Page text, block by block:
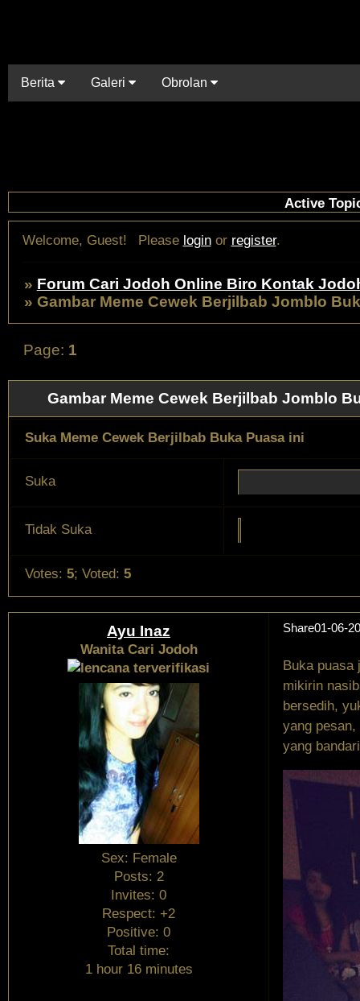
Berita Galeri Obrolan
Active
Welcome, Guest! Please loginor register.
» Forum Cari Jodoh Online Biro Kontak
» Gambar Meme Cewek Berjilbab Jomblo
Gambar Meme Cewek Berjilbab Jomblo
Page: 1
Suka Meme Cewek Berjilbab Buka Puasa ini
Suka
Tidak Suka
Votes: 5; Voted: 5
Share01-06-
Ayu Inaz
Wanita Cari Jodoh
Sex: Female
Posts: 2
Invites: 0
Respect: +2
Positive: 0
Total time:
1 hour 16 minutes
Buka
mikirin
bersedih,
yang
yang